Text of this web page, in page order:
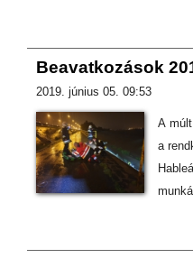
Beavatkozások
2019. június 05. 09:53
A
a